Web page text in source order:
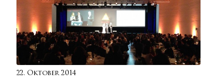
22. Oktober 2014